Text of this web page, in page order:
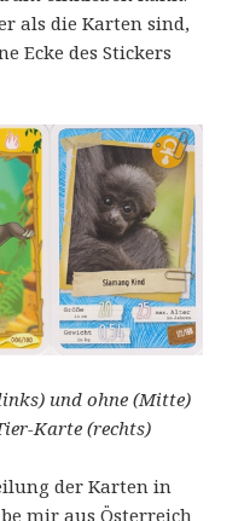
als die Karten sind,
Ecke des Stickers
und ohne (Mitte)
Karte (rechts)
der Karten in
mir aus Österreich